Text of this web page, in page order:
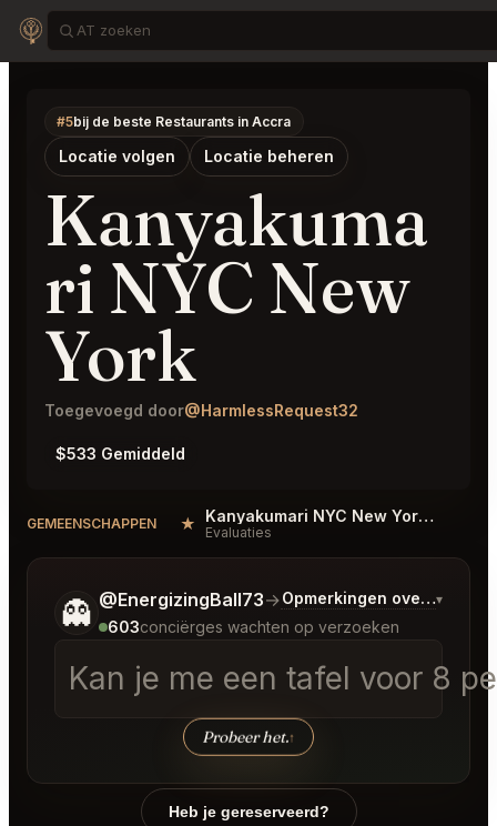
#5bij de beste Restaurants in Accra
Locatie volgen Locatie beheren
Kanyakuma
ri NYC New
York
Toegevoegd door@HarmlessRequest32
$533 Gemiddeld
GEMEENSCHAPPEN ★ Kanyakumari NYC New York Reviews
Evaluaties
👻 @EnergizingBall73→Opmerkingen over Laatste
▾
603conciërges wachten op verzoeken
Kan je me een tafel voor 8
Probeer het.↑
Vertel me wat je wilt.
Heb je gereserveerd?